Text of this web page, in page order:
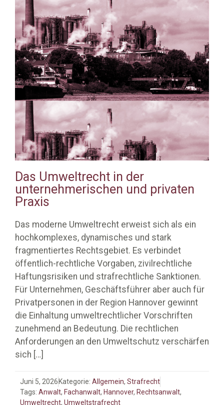
Das Umweltrecht in der
unternehmerischen und privaten
Praxis
Das moderne Umweltrecht erweist sich als ein
hochkomplexes, dynamisches und stark
fragmentiertes Rechtsgebiet. Es verbindet
öffentlich-rechtliche Vorgaben, zivilrechtliche
Haftungsrisiken und strafrechtliche Sanktionen.
Für Unternehmen, Geschäftsführer aber auch für
Privatpersonen in der Region Hannover gewinnt
die Einhaltung umweltrechtlicher Vorschriften
zunehmend an Bedeutung. Die rechtlichen
Anforderungen an den Umweltschutz verschärfen
sich […]
Juni 5, 2026 Kategorie: Allgemein, Strafrecht
Tags: Anwalt, Fachanwalt, Hannover, Rechtsanwalt,
Umweltrecht, Umweltstrafrecht